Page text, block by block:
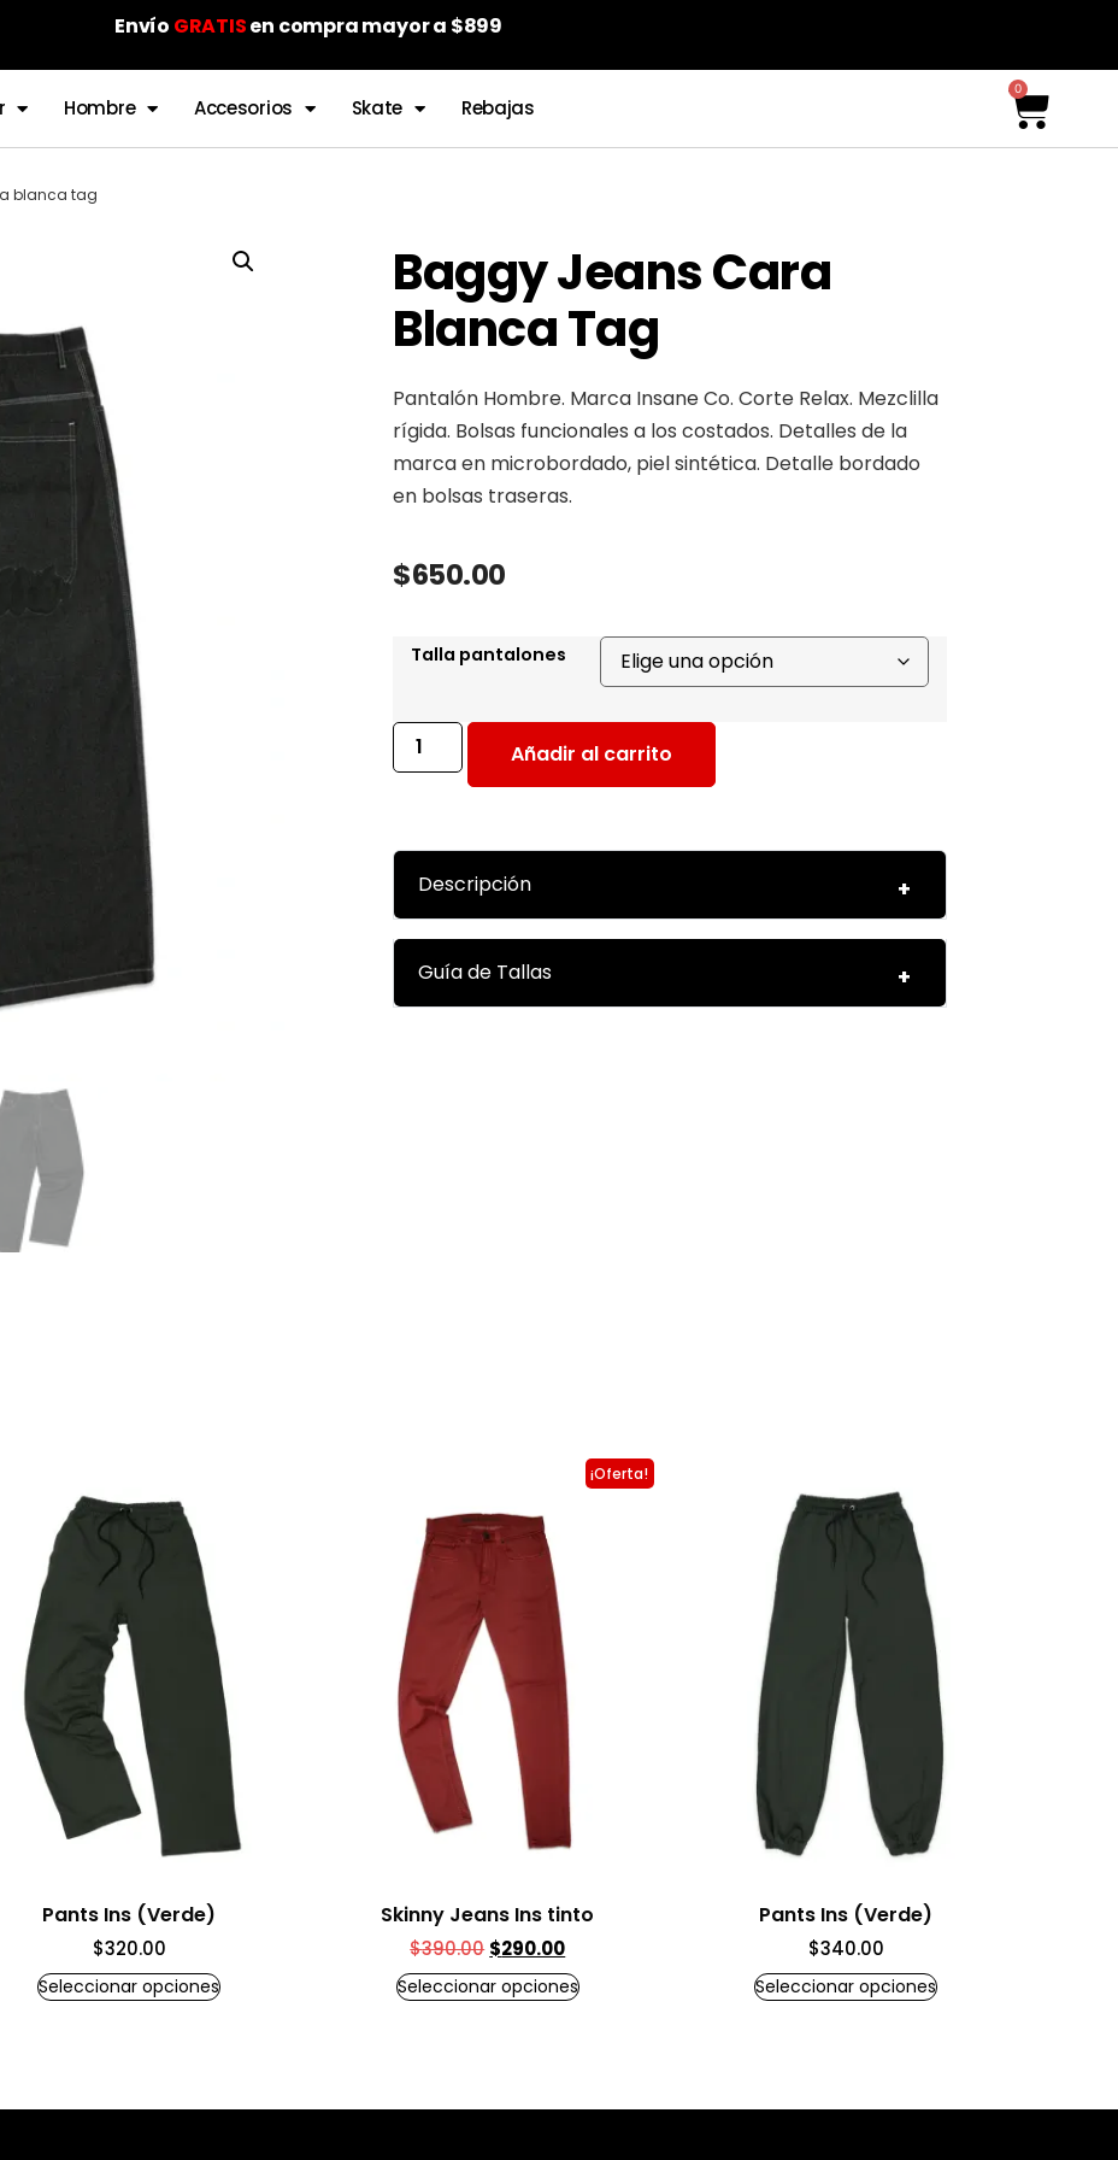
Envío GRATISen compra mayor a $899
Hombre Accesorios Skate Rebajas
0
blanca tag
Baggy Jeans Cara
Blanca Tag
Pantalón Hombre. Marca Insane Co. Corte Relax. Mezclilla
rígida. Bolsas funcionales a los costados. Detalles de la
marca en microbordado, piel sintética. Detalle bordado
en bolsas traseras.
$650.00
Talla pantalones
Añadir al carrito
Descripción
Guía de Tallas
Pants Ins (Verde)
$320.00
Seleccionar opciones
¡Oferta!
Skinny Jeans Ins tinto
$390.00 $290.00
Seleccionar opciones
Pants Ins (Verde)
$340.00
Seleccionar opciones